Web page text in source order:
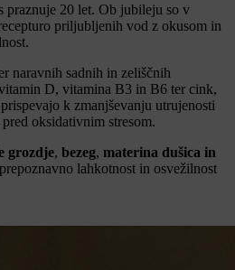
praznuje 20 let. Ob jubileju so v
priljubljenih vod z okusom in
naravnih sadnih in zeliščnih
D, vitamina B3 in B6 ter cink,
k zmanjševanju utrujenosti
oksidativnim stresom.
grozdje, bezeg, materina dušica in
lahkotnost in osvežilnost